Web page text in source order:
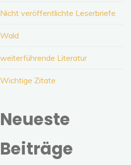
Nicht veröffentlichte Leserbriefe
Wald
weiterführende Literatur
Wichtige Zitate
Neueste
Beiträge